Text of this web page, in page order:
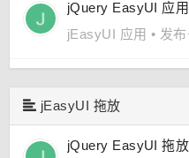
jQuery EasyUI 应
jEasyUI 应用 • 发
jEasyUI 拖放
jQuery EasyUI 拖